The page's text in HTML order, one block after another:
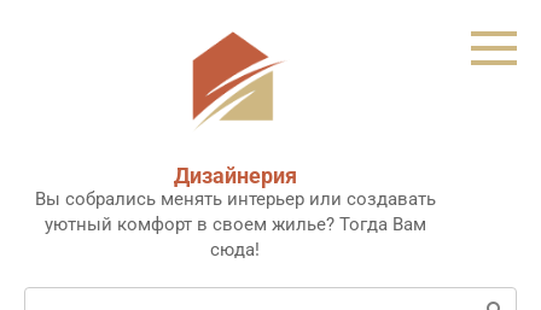
Дизайнерия
Вы собрались менять интерьер или создавать
уютный комфорт в своем жилье? Тогда Вам
сюда!
Поиск: